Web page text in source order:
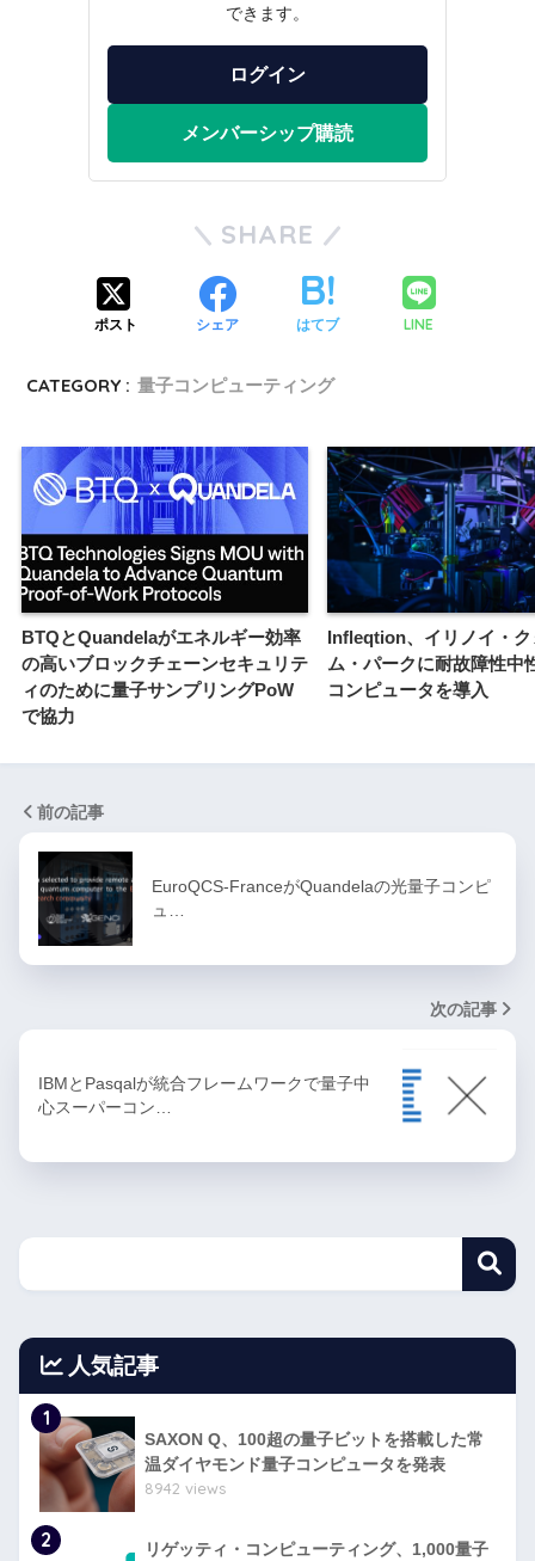
できます。
ログイン
メンバーシップ購読
SHARE
ポスト シェア はてブ LINE
CATEGORY : 量子コンピューティング
BTQとQuandelaがエネルギー効率
の高いブロックチェーンセキュリテ
ィのために量子サンプリングPoW
で協力
Infleqtion、イリノイ・ク
ム・パークに耐故障性中
コンピュータを導入
前の記事
EuroQCS-FranceがQuandelaの光量子コンピ
ュ…
次の記事
IBMとPasqalが統合フレームワークで量子中
心スーパーコン…
人気記事
1
SAXON Q、100超の量子ビットを搭載した常
温ダイヤモンド量子コンピュータを発表
8942 views
2
リゲッティ・コンピューティング、1,000量子